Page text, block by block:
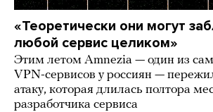
«Теоретически они могут
любой сервис целиком»
Этим летом Amnezia — один из
VPN-сервисов у россиян —
атаку, которая длилась полтора
разработчика сервиса